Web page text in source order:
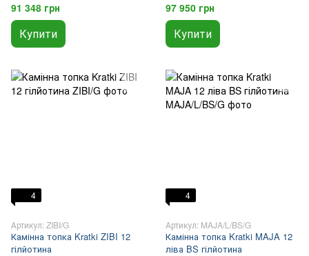
91 348 грн
Купити
97 950 грн
Купити
4
Артикул: ZIBI/G
Камінна топка Kratki ZIBI 12
гілйотина
4
Артикул: MAJA/L/BS/G
Камінна топка Kratki MAJA 12
ліва BS гілйотина